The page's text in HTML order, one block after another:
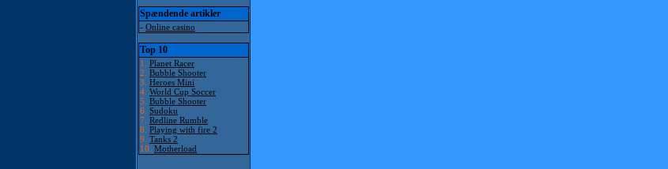
Spændende artikler
- Online casino
Top 10
1.
Planet Racer
2. Bubble Shooter
3. Heroes Mini
4. World Cup Soccer
5. Bubble Shooter
6. Sudoku
7. Redline Rumble
8. Playing with fire 2
9. Tanks 2
10. Motherload